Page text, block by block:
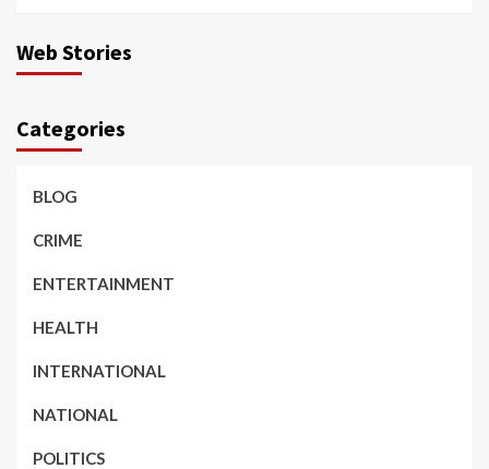
Web Stories
Categories
BLOG
CRIME
ENTERTAINMENT
HEALTH
INTERNATIONAL
NATIONAL
POLITICS